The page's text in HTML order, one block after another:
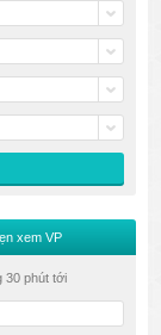
xem VP
30 phút tới